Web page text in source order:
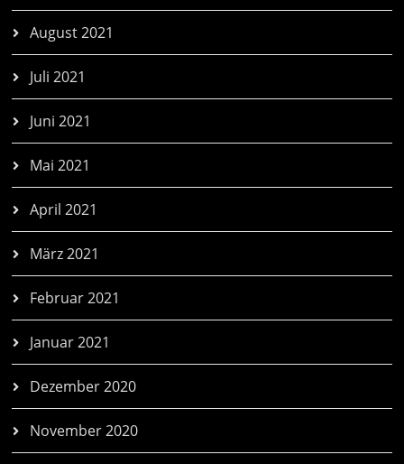
August 2021
Juli 2021
Juni 2021
Mai 2021
April 2021
März 2021
Februar 2021
Januar 2021
Dezember 2020
November 2020